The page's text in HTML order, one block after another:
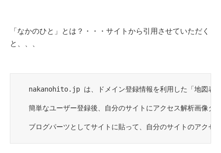
「なかのひと」とは？・・・サイトから引用させていただく
と、、、
nakanohito.jp は、ドメイン登録情報を利用した「地図表示
簡単なユーザー登録後、自分のサイトにアクセス解析画像タ
ブログパーツとしてサイトに貼って、自分のサイトのアクセ